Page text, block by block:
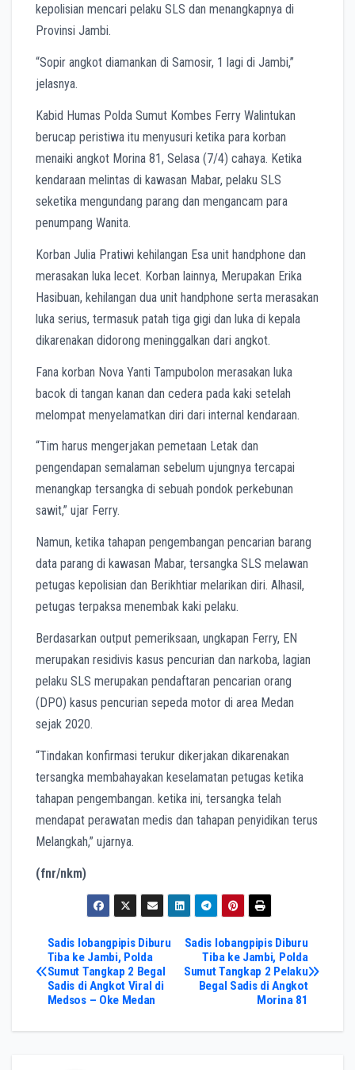
kepolisian mencari pelaku SLS dan menangkapnya di
Provinsi Jambi.
“Sopir angkot diamankan di Samosir, 1 lagi di Jambi,”
jelasnya.
Kabid Humas Polda Sumut Kombes Ferry Walintukan
berucap peristiwa itu menyusuri ketika para korban
menaiki angkot Morina 81, Selasa (7/4) cahaya. Ketika
kendaraan melintas di kawasan Mabar, pelaku SLS
seketika mengundang parang dan mengancam para
penumpang Wanita.
Korban Julia Pratiwi kehilangan Esa unit handphone dan
merasakan luka lecet. Korban lainnya, Merupakan Erika
Hasibuan, kehilangan dua unit handphone serta merasakan
luka serius, termasuk patah tiga gigi dan luka di kepala
dikarenakan didorong meninggalkan dari angkot.
Fana korban Nova Yanti Tampubolon merasakan luka
bacok di tangan kanan dan cedera pada kaki setelah
melompat menyelamatkan diri dari internal kendaraan.
“Tim harus mengerjakan pemetaan Letak dan
pengendapan semalaman sebelum ujungnya tercapai
menangkap tersangka di sebuah pondok perkebunan
sawit,” ujar Ferry.
Namun, ketika tahapan pengembangan pencarian barang
data parang di kawasan Mabar, tersangka SLS melawan
petugas kepolisian dan Berikhtiar melarikan diri. Alhasil,
petugas terpaksa menembak kaki pelaku.
Berdasarkan output pemeriksaan, ungkapan Ferry, EN
merupakan residivis kasus pencurian dan narkoba, lagian
pelaku SLS merupakan pendaftaran pencarian orang
(DPO) kasus pencurian sepeda motor di area Medan
sejak 2020.
“Tindakan konfirmasi terukur dikerjakan dikarenakan
tersangka membahayakan keselamatan petugas ketika
tahapan pengembangan. ketika ini, tersangka telah
mendapat perawatan medis dan tahapan penyidikan terus
Melangkah,” ujarnya.
(fnr/nkm)
Post
navigation
Sadis lobangpipis Diburu
Tiba ke Jambi, Polda
Sumut Tangkap 2 Pelaku
Begal Sadis di Angkot
Morina 81
Sadis lobangpipis Diburu
Tiba ke Jambi, Polda
Sumut Tangkap 2 Begal
Sadis di Angkot Viral di
Medsos – Oke Medan